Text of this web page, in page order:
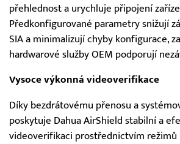
přehlednost a urychluje připojení
Předkonfigurované parametry snižují
SIA a minimalizují chyby konfigurace,
hardwarové služby OEM podporují
Vysoce výkonná videoverifikace
Díky bezdrátovému přenosu a
poskytuje Dahua AirShield stabilní a
videoverifikaci prostřednictvím režimů